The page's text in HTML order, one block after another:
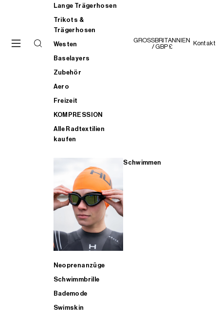
Lange Trägerhosen
Trikots &
Trägerhosen
Westen
Baselayers
Zubehör
Aero
Freizeit
KOMPRESSION
Alle Radtextilien
kaufen
Schwimmen
Neoprenanzüge
Schwimmbrille
Bademode
Swimskin
GROSSBRITANNIEN
/ GBP £
Kontakt